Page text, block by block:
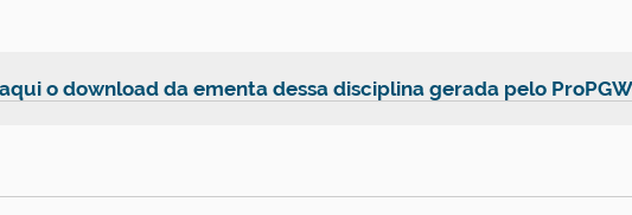
o download da ementa dessa disciplina gerada pelo